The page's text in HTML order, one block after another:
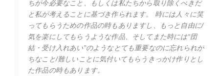
ちが今必要なこと、もしくは私たちから取り除くべきだ
と私が考えることに基づき作られます。 時には人々に笑
ってもらうための作品の時もありますし、もっと自由に/
気を楽にしてもらうような作品、そしてまた時には“団
結・受け入れあい”のようなとても重要なのに忘れられが
ちなこと/難しいことに気付いてもらうきっかけ作りとし
た作品の時もあります。